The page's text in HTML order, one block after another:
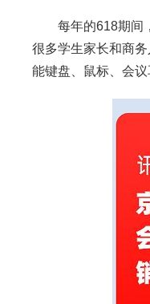
每年的618期间，
很多学生家长和商
能键盘、鼠标、会